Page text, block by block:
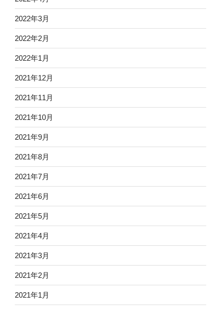
2022年3月
2022年2月
2022年1月
2021年12月
2021年11月
2021年10月
2021年9月
2021年8月
2021年7月
2021年6月
2021年5月
2021年4月
2021年3月
2021年2月
2021年1月